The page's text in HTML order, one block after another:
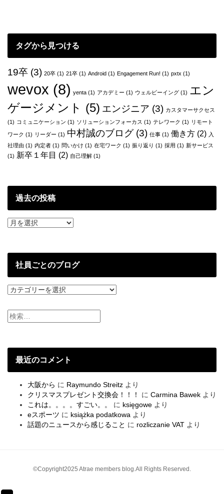
ョ
ン
タグから見つける
19卒 (3) 20卒 (1) 21卒 (1) Android (1) Engagement Run! (1) pxtx (1)
wevox (8) yenta (1) アカデミー (1) ウェルビーイング (1) エン
ゲージメント (5) エンジニア (3) カスタマーサクセス
(1) コミュニケーション (1) ソリューションフォーカス (1) テレワーク (1) リモート
ワーク (1) リーダー (1) 中村誠のブログ(3) 仕事 (1) 働き方 (2) 入
社理由 (1) 内定者 (1) 問いかけ (1) 在宅ワーク (1) 振り返り (1) 採用 (1) 新サービス
(1) 新卒１年目 (2) 自己理解 (1)
過去の投稿
過
投
社員ごとのブログ
社
ご
と
ロ
最近のコメント
大阪から に Raymundo Streitz より
クリスマスプレゼント交換会！！！
に Carmina Bawek より
これは。。。。すごい。。
に księgowe より
eスポーツ に książka podatkowa より
話題のニュースから感じること に rozliczanie VAT より
©Copyright2025 Atrae members blog.All Rights Reserved.